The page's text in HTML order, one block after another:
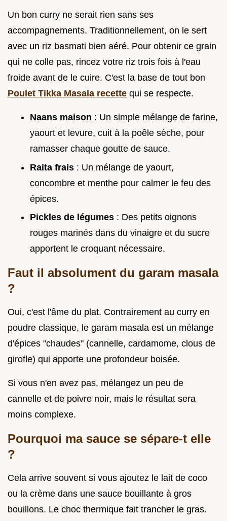
Un bon curry ne serait rien sans ses
accompagnements. Traditionnellement, on le sert
avec un riz basmati bien aéré. Pour obtenir ce grain
qui ne colle pas, rincez votre riz trois fois à l'eau
froide avant de le cuire. C'est la base de tout bon
Poulet Tikka Masala recette qui se respecte.
Naans maison : Un simple mélange de farine,
yaourt et levure, cuit à la poêle sèche, pour
ramasser chaque goutte de sauce.
Raita frais : Un mélange de yaourt,
concombre et menthe pour calmer le feu des
épices.
Pickles de légumes : Des petits oignons
rouges marinés dans du vinaigre et du sucre
apportent le croquant nécessaire.
Faut il absolument du garam masala
?
Oui, c'est l'âme du plat. Contrairement au curry en
poudre classique, le garam masala est un mélange
d'épices "chaudes" (cannelle, cardamome, clous de
girofle) qui apporte une profondeur boisée.
Si vous n'en avez pas, mélangez un peu de
cannelle et de poivre noir, mais le résultat sera
moins complexe.
Pourquoi ma sauce se sépare-t elle
?
Cela arrive souvent si vous ajoutez le lait de coco
ou la crème dans une sauce bouillante à gros
bouillons. Le choc thermique fait trancher le gras.